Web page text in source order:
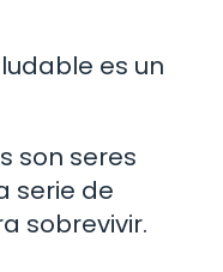
es un
son seres
serie de
sobrevivir.